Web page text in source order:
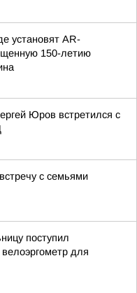
установят AR-
150-летию
Юров встретился с
с семьями
поступил
для